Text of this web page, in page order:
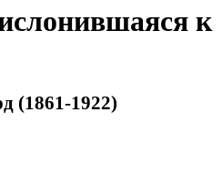
к
(1861-1922)